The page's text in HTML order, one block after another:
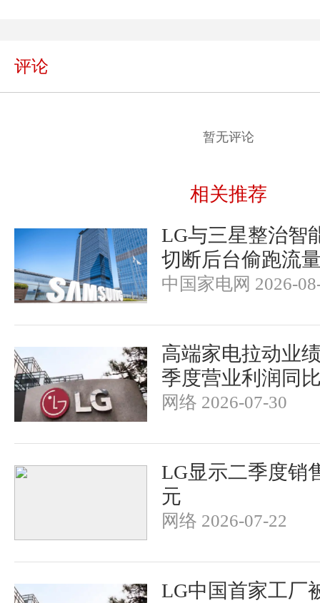
评论
暂无评论
相关推荐
LG与三星整治智
切断后台偷跑流
中国家电网 2026-
高端家电拉动业
季度营业利润同
网络 2026-07-30
LG显示二季度销
元
网络 2026-07-22
LG中国首家工厂